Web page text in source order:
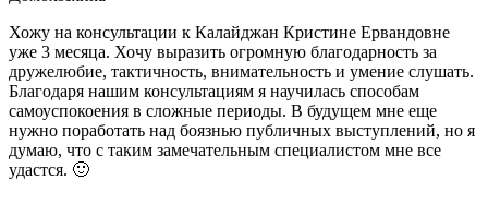
Хожу на консультации к Калайджан Кристине Ервандовне
уже 3 месяца. Хочу выразить огромную благодарность за
дружелюбие, тактичность, внимательность и умение слушать.
Благодаря нашим консультациям я научилась способам
самоуспокоения в сложные периоды. В будущем мне еще
нужно поработать над боязнью публичных выступлений, но я
думаю, что с таким замечательным специалистом мне все
удастся. 🙂